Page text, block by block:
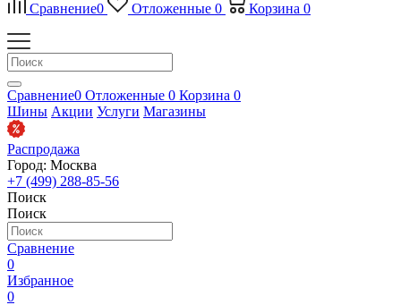
Сравнение0 Отложенные 0 Корзина 0
Сравнение0 Отложенные 0 Корзина 0
Шины Акции Услуги Магазины
Распродажа
Город: Москва
+7 (499) 288-85-56
Поиск
Поиск
Сравнение
0
Избранное
0